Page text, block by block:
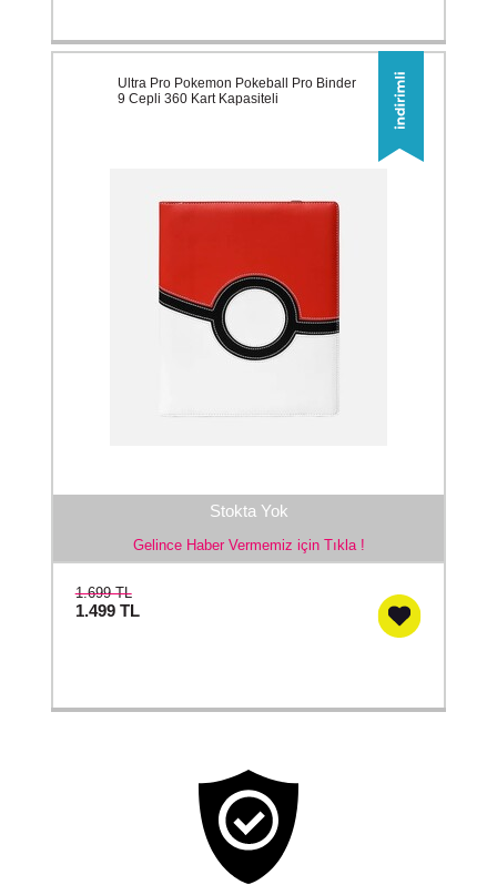
Stokta Yok
Gelince Haber Vermemiz için Tıkla !
Ultra Pro Pokemon Pokeball Pro Binder
9 Cepli 360 Kart Kapasiteli
1.699 TL
1.499 TL